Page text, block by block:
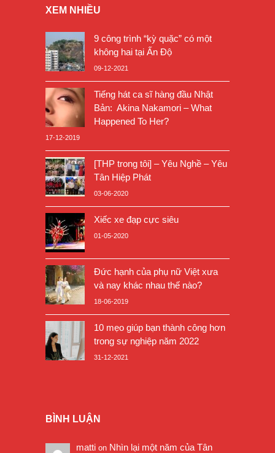
XEM NHIỀU
9 công trình “kỳ quặc” có một
không hai tại Ấn Độ
09-12-2021
Tiếng hát ca sĩ hàng đầu Nhật
Bản: Akina Nakamori – What
Happened To Her?
17-12-2019
[THP trong tôi] – Yêu Nghề – Yêu
Tân Hiệp Phát
03-06-2020
Xiếc xe đạp cực siêu
01-05-2020
Đức hạnh của phụ nữ Việt xưa
và nay khác nhau thế nào?
18-06-2019
10 mẹo giúp bạn thành công hơn
trong sự nghiệp năm 2022
31-12-2021
BÌNH LUẬN
matti on Nhìn lại một năm của Tân